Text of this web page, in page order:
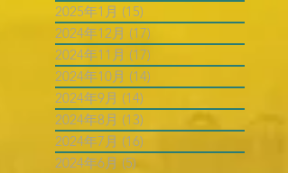
2025年1月 (15)
2024年12月 (17)
2024年11月 (17)
2024年10月 (14)
2024年9月 (14)
2024年8月 (13) 13 篇文章
2024年7月 (16)
2024年6月 (5)